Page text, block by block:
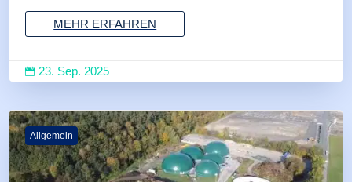
MEHR ERFAHREN
 23. Sep. 2025
Allgemein